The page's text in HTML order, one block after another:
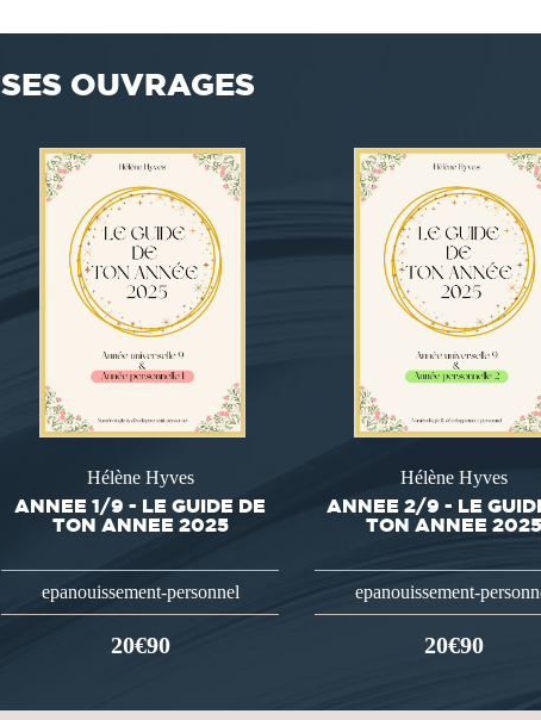
SES OUVRAGES
Hélène Hyves
ANNEE 1/9 - LE GUIDE DE
TON ANNEE 2025
epanouissement-personnel
20€90
Hélène Hyves
ANNEE 2/9 - LE
TON ANNEE 2025
epanouissement-
20€90